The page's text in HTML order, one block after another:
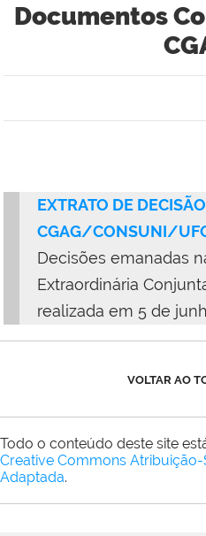
Documentos
EXTRATO DE
CGAG/CONSUNI/
Decisões emanadas
Extraordinária
realizada em 5 de
VOLTAR AO
Todo o conteúdo deste site
Creative Commons
Adaptada.